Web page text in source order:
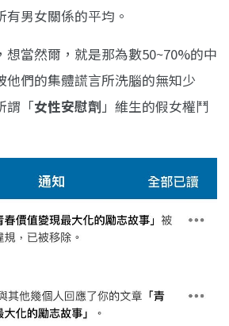
男女關係的平均。
想當然爾，就是那為數50~70%的中
他們的集體謊言所洗腦的無知少
謂「女性安慰劑」維生的假女權鬥